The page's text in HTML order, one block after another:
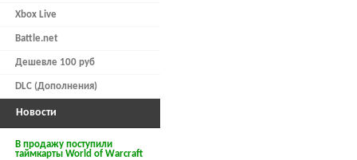
Xbox Live
Battle.net
Дешевле 100 руб
DLC (Дополнения)
Новости
В продажу поступили
таймкарты World of Warcraft